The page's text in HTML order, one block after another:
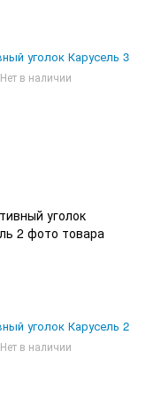
уголок Карусель 3
Нет в наличии
уголок Карусель 2
Нет в наличии